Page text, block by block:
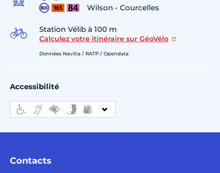
Wilson - Courcelles
Station Vélib à 100 m
Calculez votre itinéraire sur GéoVélo
Données Navitia / RATP / Opendata
Accessibilité
Contacts